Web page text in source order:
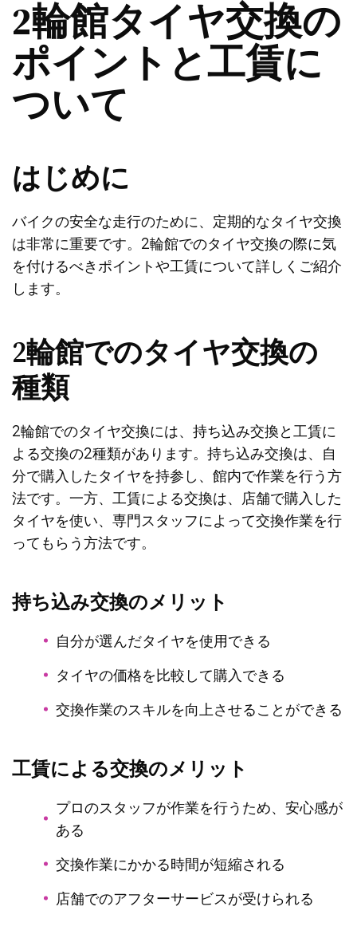
2輪館タイヤ交換の
ポイントと工賃に
ついて
はじめに
バイクの安全な走行のために、定期的なタイヤ交換
は非常に重要です。2輪館でのタイヤ交換の際に気
を付けるべきポイントや工賃について詳しくご紹介
します。
2輪館でのタイヤ交換の
種類
2輪館でのタイヤ交換には、持ち込み交換と工賃に
よる交換の2種類があります。持ち込み交換は、自
分で購入したタイヤを持参し、館内で作業を行う方
法です。一方、工賃による交換は、店舗で購入した
タイヤを使い、専門スタッフによって交換作業を行
ってもらう方法です。
持ち込み交換のメリット
自分が選んだタイヤを使用できる
タイヤの価格を比較して購入できる
交換作業のスキルを向上させることができる
工賃による交換のメリット
プロのスタッフが作業を行うため、安心感が
ある
交換作業にかかる時間が短縮される
店舗でのアフターサービスが受けられる